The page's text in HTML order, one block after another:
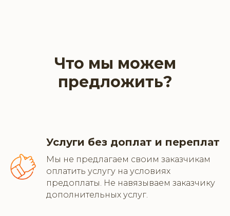
Что мы можем
предложить?
Услуги без доплат и переплат
Мы не предлагаем своим заказчикам
оплатить услугу на условиях
предоплаты. Не навязываем заказчику
дополнительных услуг.